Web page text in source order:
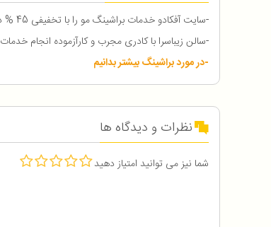
-سایت آفکادو خدمات براشینگ مو را با تخفیفی 45 % در سالن زیبا سرا برای کاربران آفکادو فراهم کرده است .
-سالن زیباسرا با کادری مجرب و کارآزموده انجام
-در مورد براشینگ بیشتر بدانیم
نظرات و دیدگاه ها
شما نیز می توانید امتیاز دهید